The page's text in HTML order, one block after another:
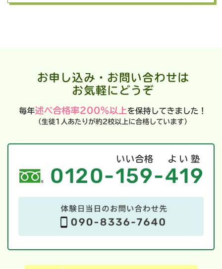
ト」が掲載されています。この記事は、これまで
のプレジデントファミリーに掲載された記事とし
て再掲載されたもので、国立校について、わかり
やすい内容として評価されての再掲載となりまし
2023年度版のプレジデントファミリー『日本一わかりやすい
は本年度 ６月３０日より、
全国有名書店にて好評発売中です！
が問題監修で協力いたしました。